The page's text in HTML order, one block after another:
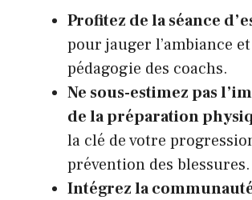
Profitez de la séance
pour jauger l’ambiance
pédagogie des coachs.
Ne sous-estimez pas
de la préparation
la clé de votre
prévention des blessures.
Intégrez la